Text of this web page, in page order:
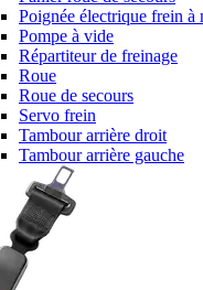
Poignée électrique frein à
Pompe à vide
Répartiteur de freinage
Roue
Roue de secours
Servo frein
Tambour arrière droit
Tambour arrière gauche